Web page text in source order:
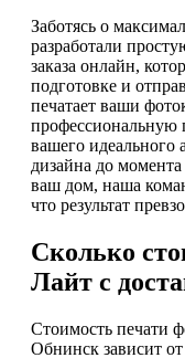
Заботясь о
разработали
заказа онлайн,
подготовке и
печатает ваши
профессиональную
вашего идеального
дизайна до
ваш дом, наша
что результат
Сколько
Лайт с
Стоимость печати
Обнинск зависит